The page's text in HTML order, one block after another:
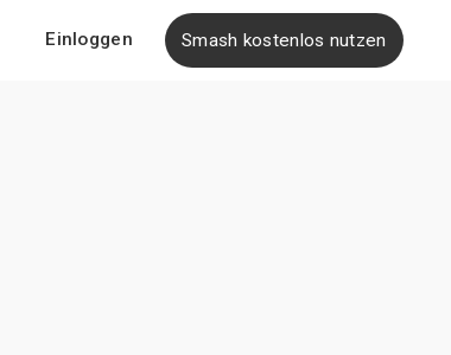
Einloggen Smash kostenlos nutzen